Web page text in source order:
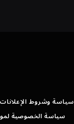
سياسة وشروط الإعلانات
سياسة الخصوصية